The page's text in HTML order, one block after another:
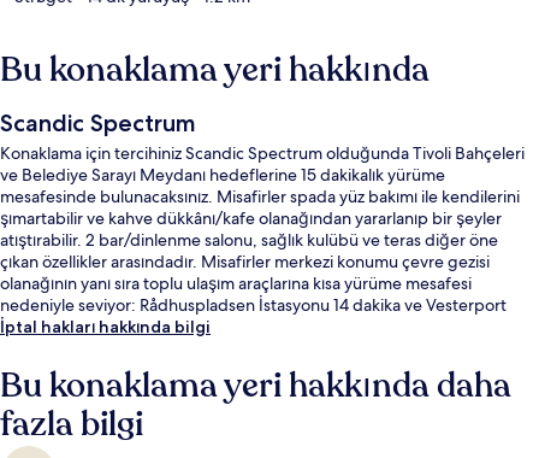
Bu konaklama yeri hakkında
Scandic Spectrum
Konaklama için tercihiniz Scandic Spectrum olduğunda Tivoli Bahçeleri
ve Belediye Sarayı Meydanı hedeflerine 15 dakikalık yürüme
mesafesinde bulunacaksınız. Misafirler spada yüz bakımı ile kendilerini
şımartabilir ve kahve dükkânı/kafe olanağından yararlanıp bir şeyler
atıştırabilir. 2 bar/dinlenme salonu, sağlık kulübü ve teras diğer öne
çıkan özellikler arasındadır. Misafirler merkezi konumu çevre gezisi
olanağının yanı sıra toplu ulaşım araçlarına kısa yürüme mesafesi
nedeniyle seviyor: Rådhuspladsen İstasyonu 14 dakika ve Vesterport
İstasyonu 15 dakika mesafede.
İptal hakları hakkında bilgi
Bu konaklama yeri hakkında daha
fazla bilgi